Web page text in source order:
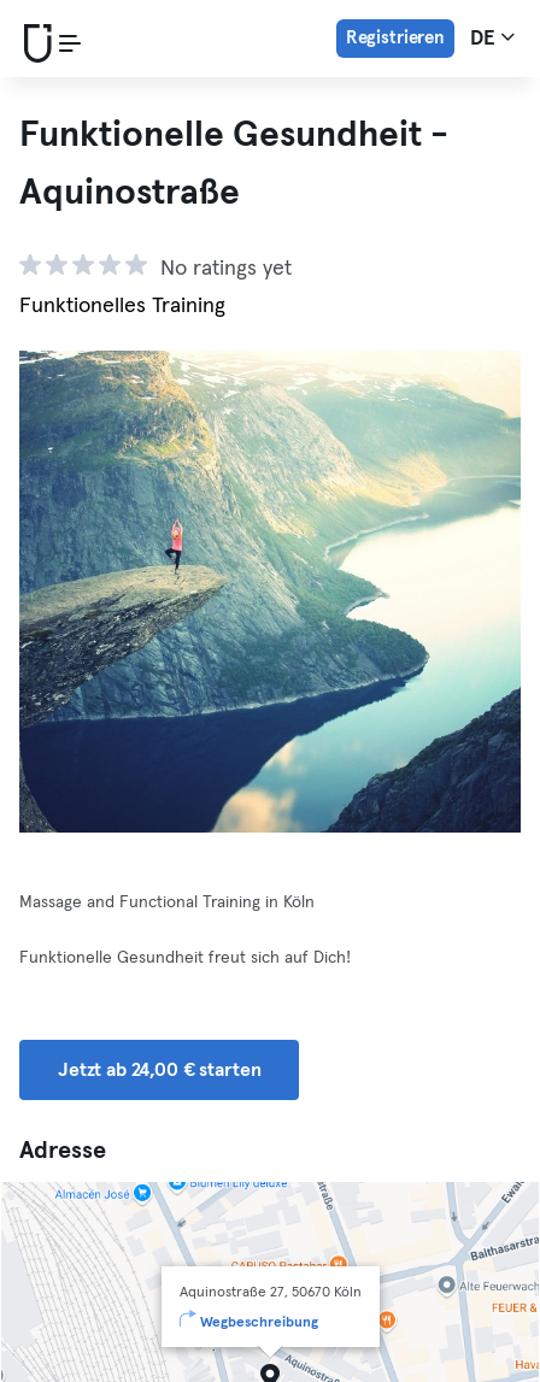
Registrieren DE
Funktionelle Gesundheit -
Aquinostraße
No ratings yet
Funktionelles Training
Massage and Functional Training in Köln
Funktionelle Gesundheit freut sich auf Dich!
Jetzt ab 24,00 € starten
Adresse
Aquinostraße 27, 50670 Köln
Wegbeschreibung